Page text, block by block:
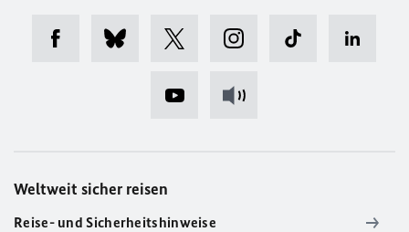
Weltweit sicher reisen
Reise- und Sicherheitshinweise